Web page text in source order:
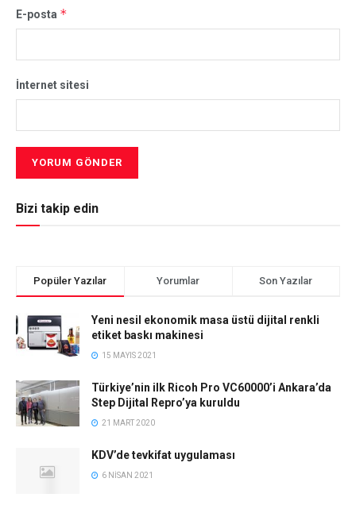
E-posta *
İnternet sitesi
Bizi takip edin
Popüler Yazılar Yorumlar Son Yazılar
Yeni nesil ekonomik masa üstü dijital renkli
etiket baskı makinesi
15 MAYIS 2021
Türkiye’nin ilk Ricoh Pro VC60000’i Ankara’da
Step Dijital Repro’ya kuruldu
21 MART 2020
KDV’de tevkifat uygulaması
6 NISAN 2021